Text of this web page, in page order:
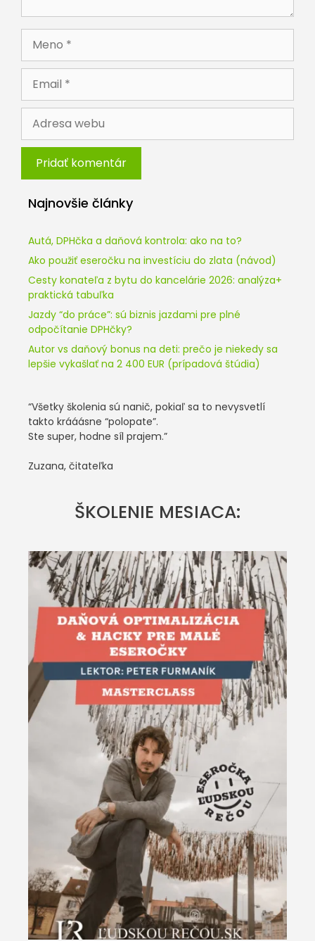
Adresa
webu
Najnovšie články
Autá, DPHčka a daňová kontrola: ako na to?
Ako použiť eseročku na investíciu do zlata (návod)
Cesty konateľa z bytu do kancelárie 2026: analýza+
praktická tabuľka
Jazdy “do práce”: sú biznis jazdami pre plné
odpočítanie DPHčky?
Autor vs daňový bonus na deti: prečo je niekedy sa
lepšie vykašlať na 2 400 EUR (prípadová štúdia)
“Všetky školenia sú nanič, pokiaľ sa to nevysvetlí
takto krááásne “polopate”.
Ste super, hodne síl prajem.”
Zuzana, čitateľka
ŠKOLENIE MESIACA: